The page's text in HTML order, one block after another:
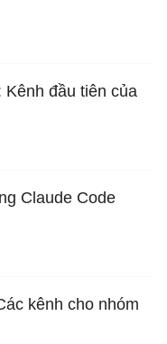
Kênh đầu tiên của
Claude Code
kênh cho nhóm